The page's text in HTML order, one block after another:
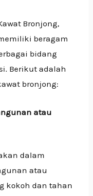
Bronjong,
beragam
bidang
Berikut adalah
bronjong:
atau
dalam
atau
kokoh dan tahan